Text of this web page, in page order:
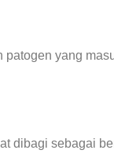
patogen yang
dibagi sebagai